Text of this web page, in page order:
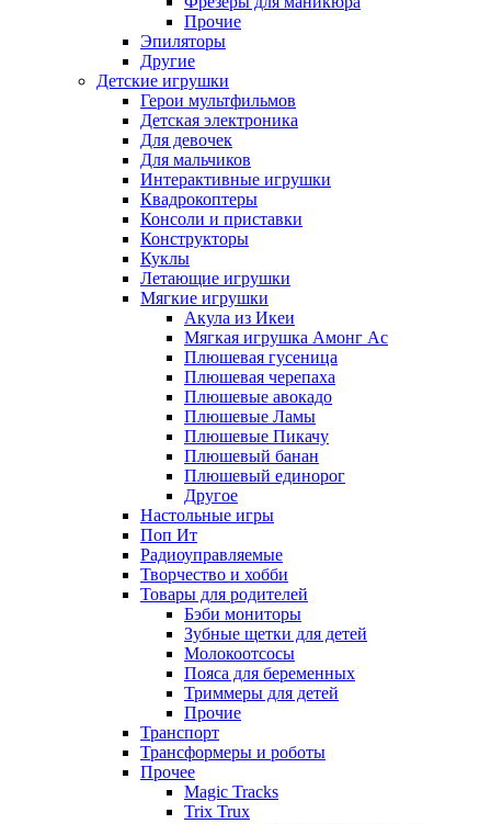
Прочие
Эпиляторы
Другие
Детские игрушки
Герои мультфильмов
Детская электроника
Для девочек
Для мальчиков
Интерактивные игрушки
Квадрокоптеры
Консоли и приставки
Конструкторы
Куклы
Летающие игрушки
Мягкие игрушки
Акула из Икеи
Мягкая игрушка Амонг Ас
Плюшевая гусеница
Плюшевая черепаха
Плюшевые авокадо
Плюшевые Ламы
Плюшевые Пикачу
Плюшевый банан
Плюшевый единорог
Другое
Настольные игры
Поп Ит
Радиоуправляемые
Творчество и хобби
Товары для родителей
Бэби мониторы
Зубные щетки для детей
Молокоотсосы
Пояса для беременных
Триммеры для детей
Прочие
Транспорт
Трансформеры и роботы
Прочее
Magic Tracks
Trix Trux